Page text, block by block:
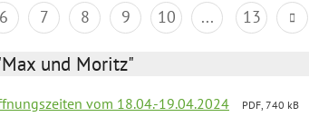
6 7 8 9 10 ... 13
und Moritz"
vom 18.04.-19.04.2024 PDF, 740 kB